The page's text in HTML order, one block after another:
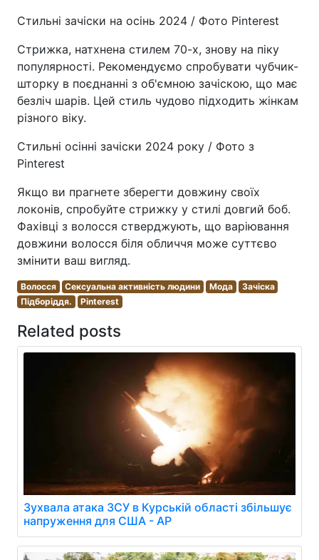
Стильні зачіски на осінь 2024 / Фото Pinterest
Стрижка, натхнена стилем 70-х, знову на піку
популярності. Рекомендуємо спробувати чубчик-
шторку в поєднанні з об'ємною зачіскою, що має
безліч шарів. Цей стиль чудово підходить жінкам
різного віку.
Стильні осінні зачіски 2024 року / Фото з
Pinterest
Якщо ви прагнете зберегти довжину своїх
локонів, спробуйте стрижку у стилі довгий боб.
Фахівці з волосся стверджують, що варіювання
довжини волосся біля обличчя може суттєво
змінити ваш вигляд.
Волосся Сексуальна активність людини Мода
Зачіска
Підборіддя.
Pinterest
Related posts
Зухвала атака ЗСУ в Курській області збільшує
напруження для США - AP